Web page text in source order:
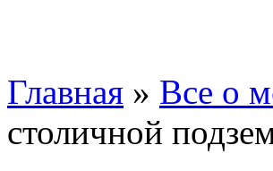
Главная » Все о
столичной